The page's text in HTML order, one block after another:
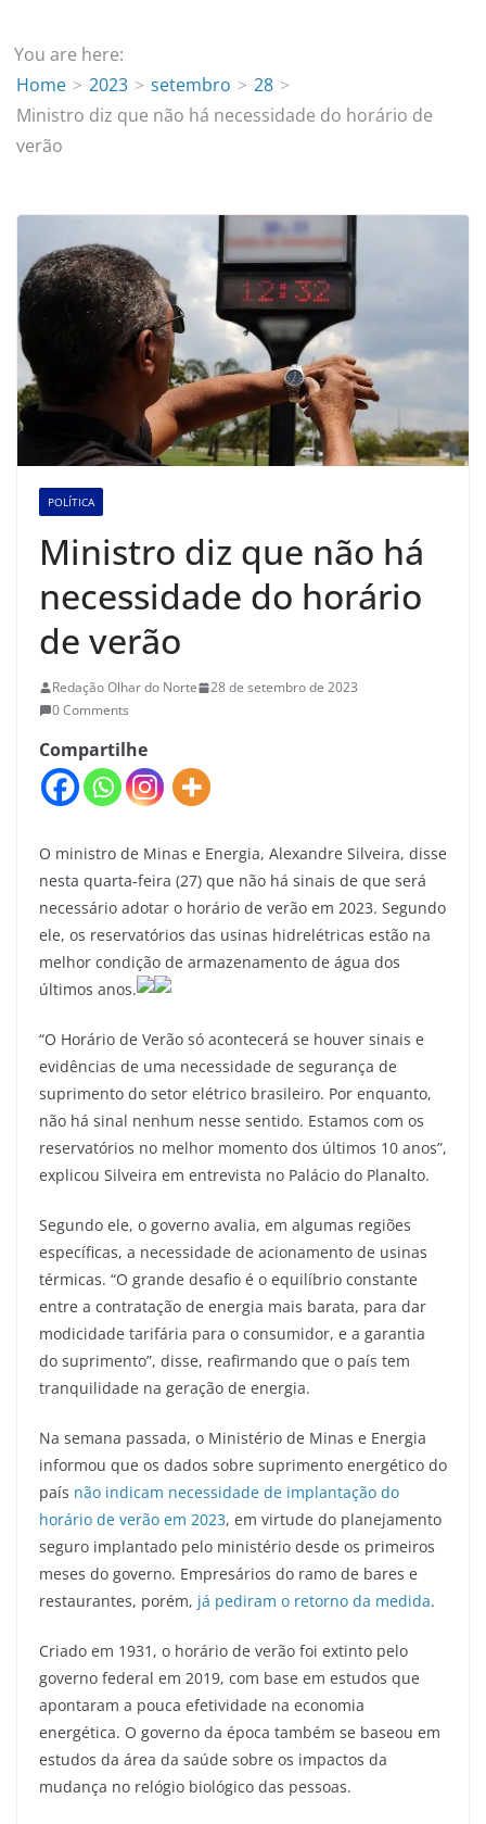
You are here:
Home
2023 setembro
28
Ministro diz que não há necessidade do horário de
verão
POLÍTICA
Ministro diz que não há
necessidade do horário
de verão
Redação Olhar do Norte
28 de setembro de 2023
0 Comments
Compartilhe
O ministro de Minas e Energia, Alexandre Silveira, disse
nesta quarta-feira (27) que não há sinais de que será
necessário adotar o horário de verão em 2023. Segundo
ele, os reservatórios das usinas hidrelétricas estão na
melhor condição de armazenamento de água dos
últimos anos.
“O Horário de Verão só acontecerá se houver sinais e
evidências de uma necessidade de segurança de
suprimento do setor elétrico brasileiro. Por enquanto,
não há sinal nenhum nesse sentido. Estamos com os
reservatórios no melhor momento dos últimos 10 anos”,
explicou Silveira em entrevista no Palácio do Planalto.
Segundo ele, o governo avalia, em algumas regiões
específicas, a necessidade de acionamento de usinas
térmicas. “O grande desafio é o equilíbrio constante
entre a contratação de energia mais barata, para dar
modicidade tarifária para o consumidor, e a garantia
do suprimento”, disse, reafirmando que o país tem
tranquilidade na geração de energia.
Na semana passada, o Ministério de Minas e Energia
informou que os dados sobre suprimento energético do
país não indicam necessidade de implantação do
horário de verão em 2023, em virtude do planejamento
seguro implantado pelo ministério desde os primeiros
meses do governo. Empresários do ramo de bares e
restaurantes, porém, já pediram o retorno da medida.
Criado em 1931, o horário de verão foi extinto pelo
governo federal em 2019, com base em estudos que
apontaram a pouca efetividade na economia
energética. O governo da época também se baseou em
estudos da área da saúde sobre os impactos da
mudança no relógio biológico das pessoas.